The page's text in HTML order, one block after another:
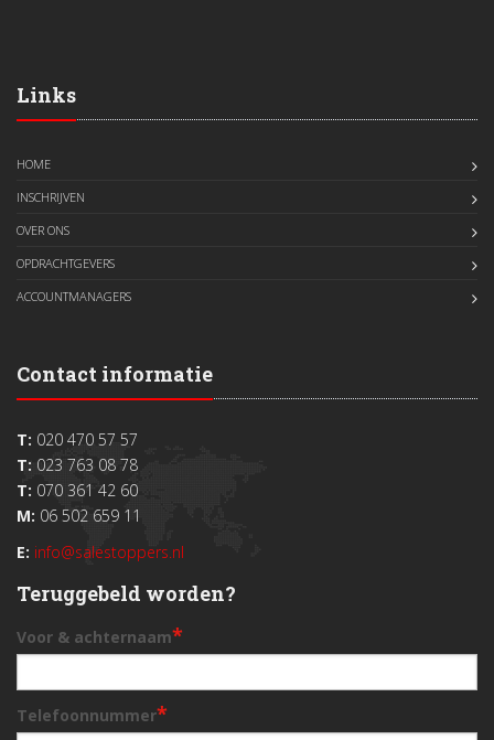
Links
HOME
INSCHRIJVEN
OVER ONS
OPDRACHTGEVERS
ACCOUNTMANAGERS
Contact informatie
T: 020 470 57 57
T: 023 763 08 78
T: 070 361 42 60
M: 06 502 659 11
E: info@salestoppers.nl
Teruggebeld worden?
Voor & achternaam*
Telefoonnummer*